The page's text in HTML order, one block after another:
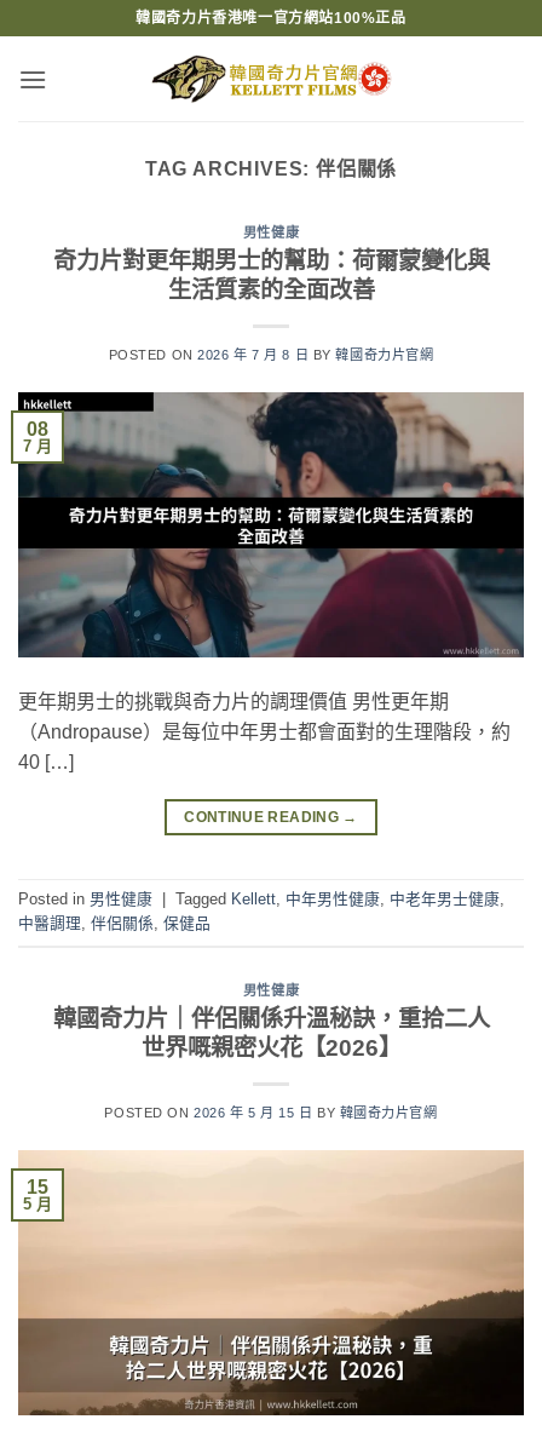
content
韓國奇力片香港唯一官方網站100%正品
TAG ARCHIVES: 伴侶關係
男性健康
奇力片對更年期男士的幫助：荷爾蒙變化與
生活質素的全面改善
POSTED ON2026 年 7 月 8 日 BY韓國奇力片官網
08
7 月
更年期男士的挑戰與奇力片的調理價值 男性更年期
（Andropause）是每位中年男士都會面對的生理階段，約
40 […]
CONTINUE READING →
Posted in 男性健康 Tagged Kellett, 中年男性健康, 中老年男士健康,
中醫調理, 伴侶關係, 保健品
男性健康
韓國奇力片｜伴侶關係升溫秘訣，重拾二人
世界嘅親密火花【2026】
POSTED ON2026 年 5 月 15 日 BY 韓國奇力片官網
15
5 月